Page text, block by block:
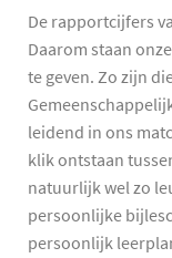
De rapportcijfers
Daarom staan
te geven. Zo zijn
leidend in ons
klik ontstaan
natuurlijk wel zo
persoonlijke
persoonlijk